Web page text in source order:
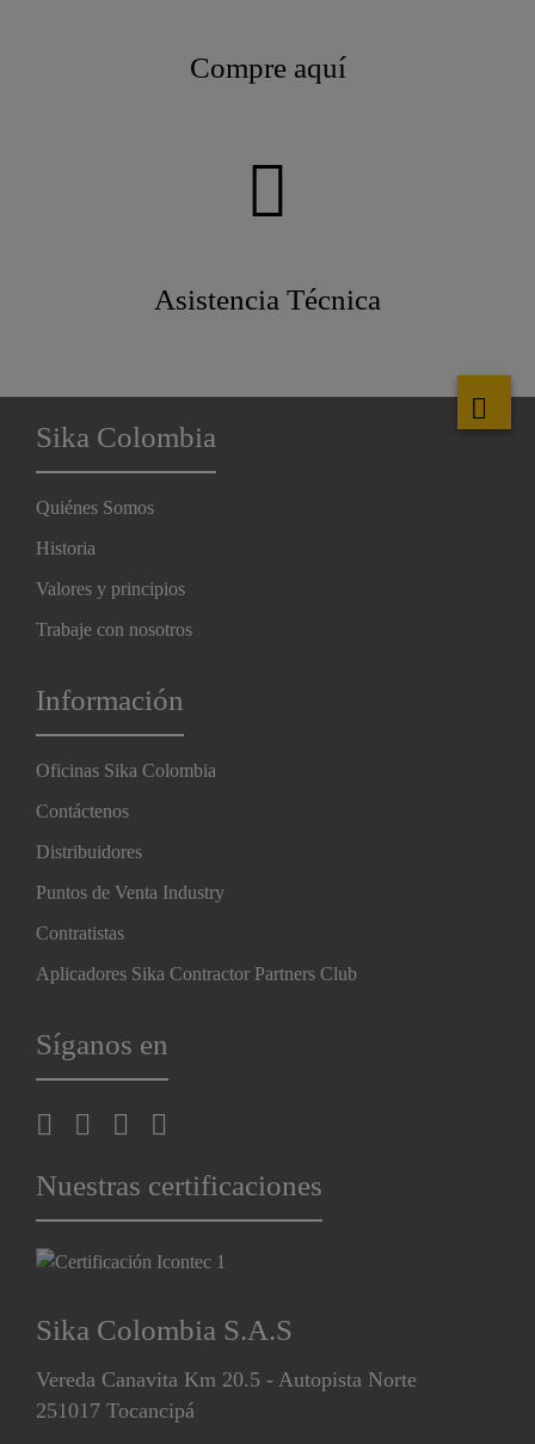
Compre aquí
Asistencia Técnica
Sika Colombia
Quiénes Somos
Historia
Valores y principios
Trabaje con nosotros
Información
Oficinas Sika Colombia
Contáctenos
Distribuidores
Puntos de Venta Industry
Contratistas
Aplicadores Sika Contractor Partners Club
Síganos en
Nuestras certificaciones
Sika Colombia S.A.S
Vereda Canavita Km 20.5 - Autopista Norte
251017 Tocancipá